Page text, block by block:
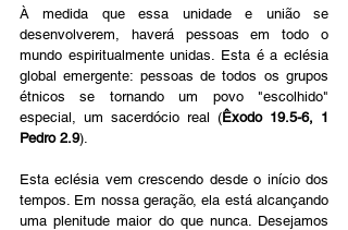
À medida que essa unidade e união se
desenvolverem, haverá pessoas em todo o
mundo espiritualmente unidas. Esta é a eclésia
global emergente: pessoas de todos os grupos
étnicos se tornando um povo "escolhido"
especial, um sacerdócio real (Êxodo 19.5-6, 1
Pedro 2.9).
Esta eclésia vem crescendo desde o início dos
tempos. Em nossa geração, ela está alcançando
uma plenitude maior do que nunca. Desejamos